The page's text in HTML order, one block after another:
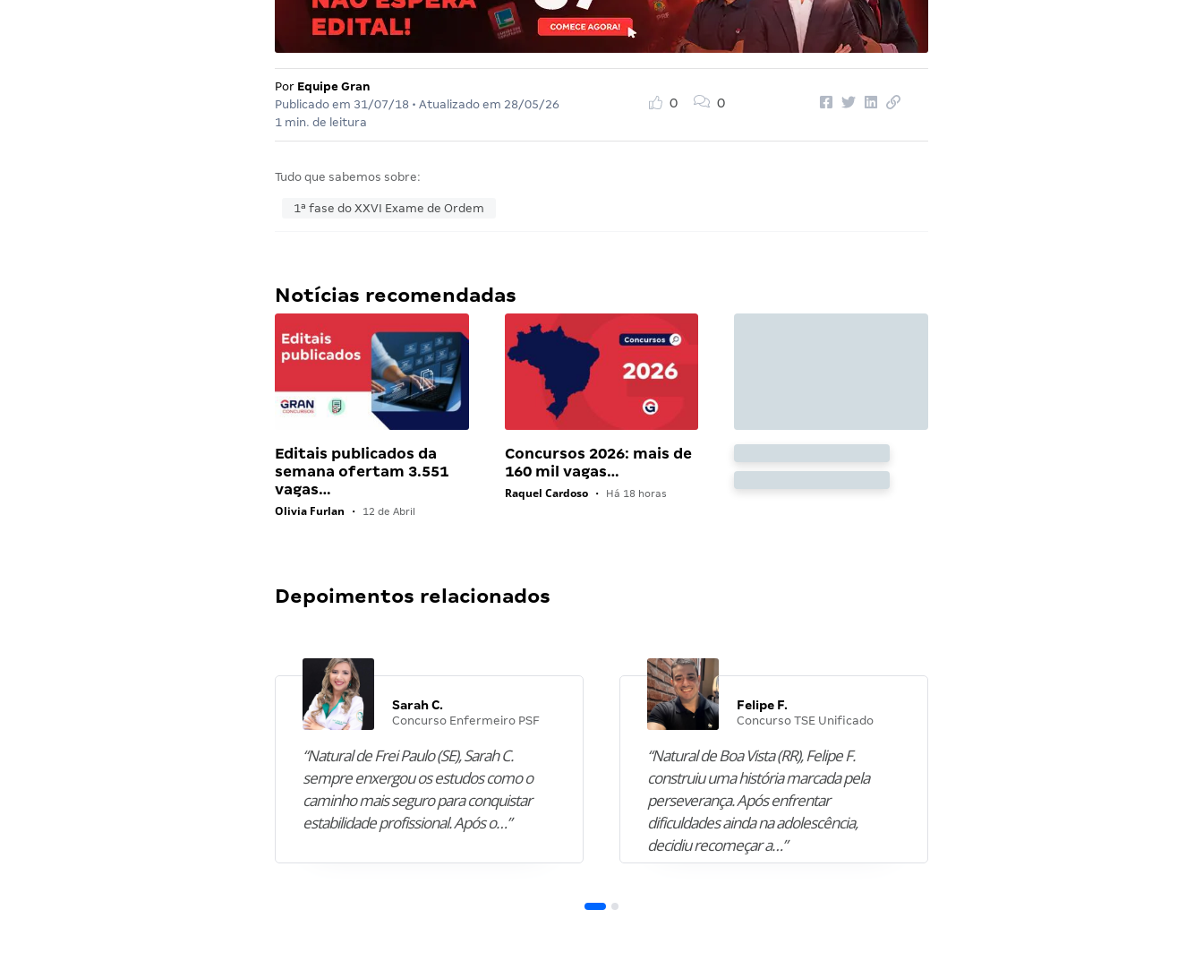
Por Equipe Gran
Publicado em 31/07/18• Atualizado em 28/05/26
1 min. de leitura
0 0
Tudo que sabemos sobre:
1ª fase do XXVI Exame de Ordem
Notícias recomendadas
Editais publicados da
semana ofertam 3.551
vagas…
Olivia Furlan • 12 de Abril
Concursos 2026: mais de
160 mil vagas…
Raquel Cardoso • Há 18 horas
Depoimentos relacionados
Sarah C.
Concurso Enfermeiro PSF
“Natural de Frei Paulo (SE), Sarah C.
sempre enxergou os estudos como o
caminho mais seguro para conquistar
estabilidade profissional. Após o…”
Felipe F.
Concurso TSE Unificado
“Natural de Boa Vista (RR), Felipe F.
construiu uma história marcada pela
perseverança. Após enfrentar
dificuldades ainda na adolescência,
decidiu recomeçar a…”